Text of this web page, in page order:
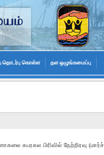
தொடர்பு கொள்ள தள ஒழுங்கமைப்பு
கபரகல பிரிவில் நேற்றிரவு